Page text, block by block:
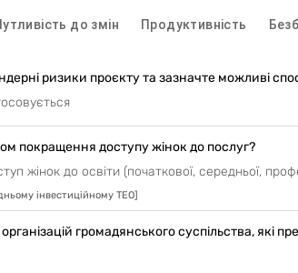
до змін Продуктивність
ризики проєкту та зазначте можливі
покращення доступу жінок до послуг?
жінок до освіти (початкової, середньої,
інвестиційному ТЕО]
громадянського суспільства, які